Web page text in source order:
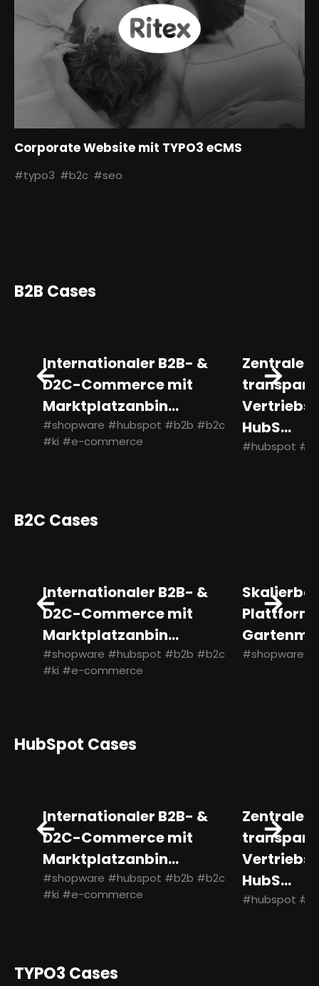
#typo3 #b2c #seo
Corporate Website mit TYPO3 eCMS
B2B Cases
Internationaler B2B- &
D2C-Commerce mit
Marktplatzanbin...
#shopware #hubspot #b2b #b2c
#ki #e-commerce
Zentrales
HubS...
#hubspot
B2C Cases
Internationaler B2B- &
D2C-Commerce mit
Marktplatzanbin...
#shopware #hubspot #b2b #b2c
#ki #e-commerce
Plattform
#shopware
HubSpot Cases
Internationaler B2B- &
D2C-Commerce mit
Marktplatzanbin...
#shopware #hubspot #b2b #b2c
#ki #e-commerce
Zentrales
HubS...
#hubspot
TYPO3 Cases